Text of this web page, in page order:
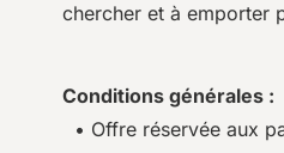
chercher et à emporter
Conditions générales :
• Offre réservée aux